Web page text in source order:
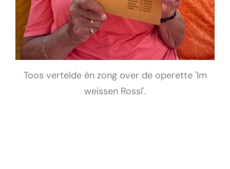
Toos vertelde én zong over de operette 'Im
weissen Rossl'.